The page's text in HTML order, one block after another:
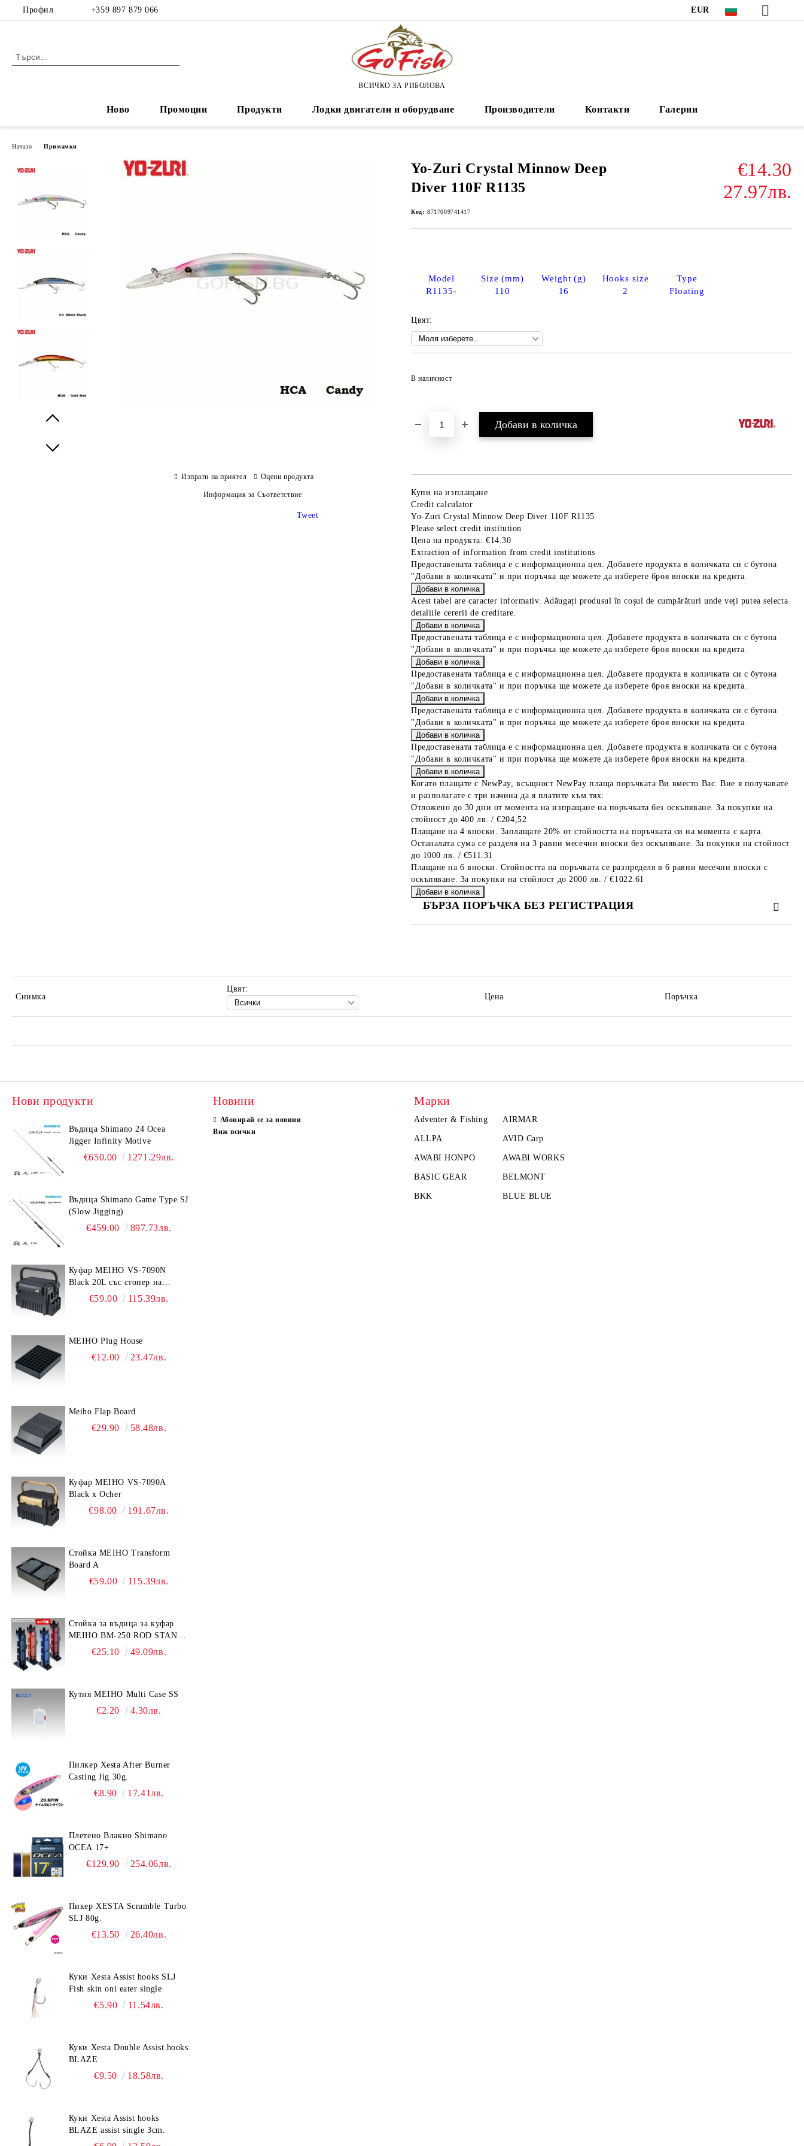
Профил +359 897 879 066 EUR
ВСИЧКО ЗА РИБОЛОВА
Ново Промоции Продукти Лодки двигатели и оборудване Производители Контакти Галерии
Начало Примамки
Yo-Zuri Crystal Minnow Deep
Diver 110F R1135
€14.30
27.97лв.
Код: 8717009741417
Model Size (mm) Weight (g) Hooks size
Type
R1135-
110 16 2 Floating
Цвят:
В наличност
Купи на изплащане
Credit calculator
Yo-Zuri Crystal Minnow Deep Diver 110F R1135
Please select credit institution
Цена на продукта: €14.30
Extraction of information from credit institutions
Предоставената таблица е с информационна цел. Добавете продукта в количката си с бутона
"Добави в количката" и при поръчка ще можете да изберете броя вноски на кредита.
Acest tabel are caracter informativ. Adăugați produsul în coșul de cumpărături unde veți putea selecta
detaliile cererii de creditare.
Предоставената таблица е с информационна цел. Добавете продукта в количката си с бутона
"Добави в количката" и при поръчка ще можете да изберете броя вноски на кредита.
Предоставената таблица е с информационна цел. Добавете продукта в количката си с бутона
"Добави в количката" и при поръчка ще можете да изберете броя вноски на кредита.
Предоставената таблица е с информационна цел. Добавете продукта в количката си с бутона
"Добави в количката" и при поръчка ще можете да изберете броя вноски на кредита.
Предоставената таблица е с информационна цел. Добавете продукта в количката си с бутона
"Добави в количката" и при поръчка ще можете да изберете броя вноски на кредита.
Когато плащате с NewPay, всъщност NewPay плаща поръчката Ви вместо Вас. Вие я получавате
и разполагате с три начина да я платите към тях:
Отложено до 30 дни от момента на изпращане на поръчката без оскъпяване. За покупки на
стойност до 400 лв. / €204,52
Плащане на 4 вноски. Заплащате 20% от стойността на поръчката си на момента с карта.
Останалата сума се разделя на 3 равни месечни вноски без оскъпяване. За покупки на стойност
до 1000 лв. / €511.31
Плащане на 6 вноски. Стойността на поръчката се разпределя в 6 равни месечни вноски с
оскъпяване. За покупки на стойност до 2000 лв. / €1022.61
БЪРЗА ПОРЪЧКА БЕЗ РЕГИСТРАЦИЯ
Изпрати на приятел Оцени продукта
Информация за Съответствие
Tweet
Снимка
Цвят:
Цена
Поръчка
Нови продукти
Въдица Shimano 24 Ocea
Jigger Infinity Motive
€650.00 1271.29лв.
Въдица Shimano Game Type SJ
(Slow Jigging)
€459.00 897.73лв.
Куфар MEIHO VS-7090N
Black 20L със стопер на
дръжката€59.00 115.39лв.
MEIHO Plug House
€12.00 23.47лв.
Meiho Flap Board
€29.90 58.48лв.
Куфар MEIHO VS-7090A
Black x Ocher
€98.00 191.67лв.
Стойка MEIHO Transform
Board A
€59.00 115.39лв.
Стойка за въдица за куфар
MEIHO BM-250 ROD STAND
-Light Blue/Black color
€25.10 49.09лв.
Кутия MEIHO Multi Case SS
€2.20 4.30лв.
Пилкер Xesta After Burner
Casting Jig 30g.
€8.90 17.41лв.
Плетено Влакно Shimano
OCEA 17+
€129.90 254.06лв.
Пикер XESTA Scramble Turbo
SLJ 80g.
€13.50 26.40лв.
Куки Xesta Assist hooks SLJ
Fish skin oni eater single
€5.90 11.54лв.
Куки Xesta Double Assist hooks
BLAZE
€9.50 18.58лв.
Куки Xesta Assist hooks
BLAZE assist single 3cm.
Новини
Абонирай се за новини
Виж всички
Марки
Adventer & Fishing AIRMAR
ALLPA AVID Carp
AWABI HONPO AWABI WORKS
BASIC GEAR BELMONT
BKK BLUE BLUE